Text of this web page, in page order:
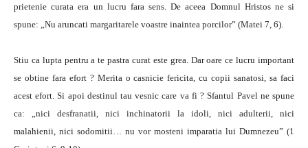
prietenie curata era un lucru fara sens. De aceea Domnul Hristos ne si
spune: „Nu aruncati margaritarele voastre inaintea porcilor” (Matei 7, 6).
Stiu ca lupta pentru a te pastra curat este grea. Dar oare ce lucru important
se obtine fara efort ? Merita o casnicie fericita, cu copii sanatosi, sa faci
acest efort. Si apoi destinul tau vesnic care va fi ? Sfantul Pavel ne spune
ca: „nici desfranatii, nici inchinatorii la idoli, nici adulterii, nici
malahienii, nici sodomitii… nu vor mosteni imparatia lui Dumnezeu” (1